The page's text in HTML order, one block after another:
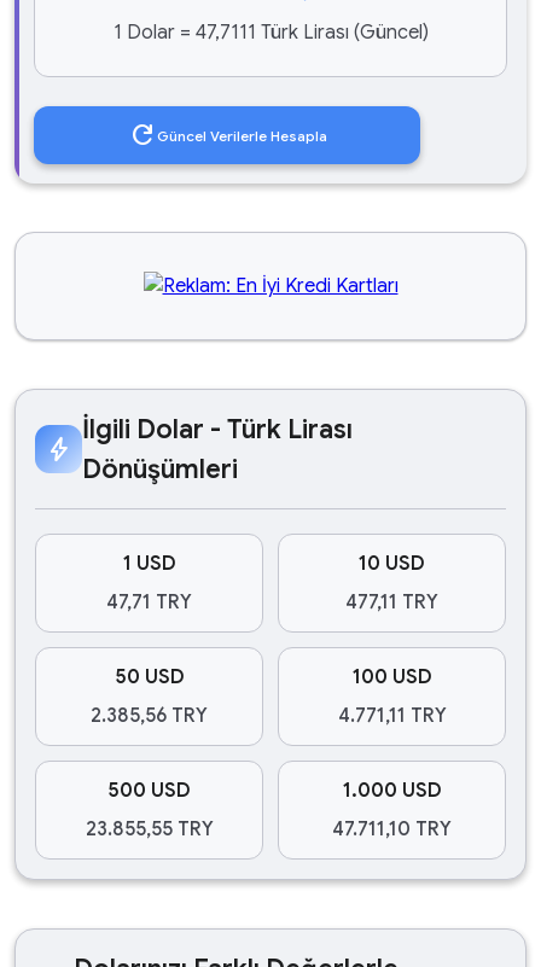
1 Dolar = 47,7111 Türk Lirası (Güncel)
refresh Güncel Verilerle Hesapla
bolt
İlgili Dolar - Türk Lirası
Dönüşümleri
1 USD
47,71 TRY
10 USD
477,11 TRY
50 USD
2.385,56 TRY
100 USD
4.771,11 TRY
500 USD
23.855,55 TRY
1.000 USD
47.711,10 TRY